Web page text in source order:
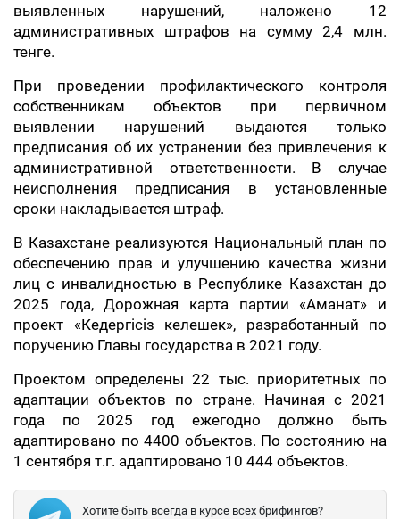
выявленных нарушений, наложено 12
административных штрафов на сумму 2,4 млн.
тенге.
При проведении профилактического контроля
собственникам объектов при первичном
выявлении нарушений выдаются только
предписания об их устранении без привлечения к
административной ответственности. В случае
неисполнения предписания в установленные
сроки накладывается штраф.
В Казахстане реализуются Национальный план по
обеспечению прав и улучшению качества жизни
лиц с инвалидностью в Республике Казахстан до
2025 года, Дорожная карта партии «Аманат» и
проект «Кедергісіз келешек», разработанный по
поручению Главы государства в 2021 году.
Проектом определены 22 тыс. приоритетных по
адаптации объектов по стране. Начиная с 2021
года по 2025 год ежегодно должно быть
адаптировано по 4400 объектов. По состоянию на
1 сентября т.г. адаптировано 10 444 объектов.
Хотите быть всегда в курсе всех брифингов?